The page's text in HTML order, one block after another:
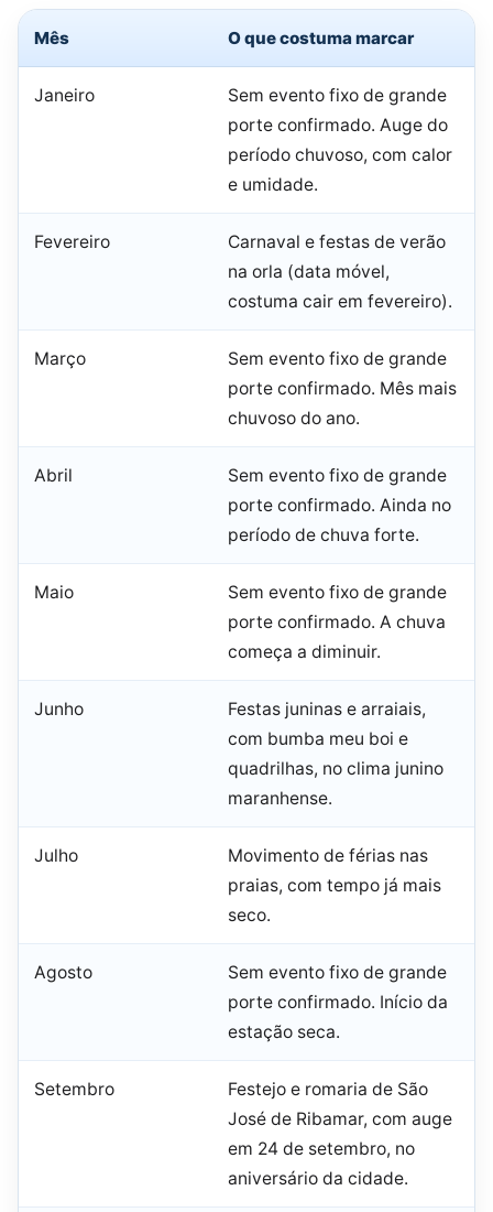
Mês O que costuma marcar
Janeiro
Sem evento fixo de grande
porte confirmado. Auge do
período chuvoso, com calor
e umidade.
Fevereiro
Carnaval e festas de verão
na orla (data móvel,
costuma cair em fevereiro).
Março
Sem evento fixo de grande
porte confirmado. Mês mais
chuvoso do ano.
Abril
Sem evento fixo de grande
porte confirmado. Ainda no
período de chuva forte.
Maio
Sem evento fixo de grande
porte confirmado. A chuva
começa a diminuir.
Junho
Festas juninas e arraiais,
com bumba meu boi e
quadrilhas, no clima junino
maranhense.
Julho
Movimento de férias nas
praias, com tempo já mais
seco.
Agosto
Sem evento fixo de grande
porte confirmado. Início da
estação seca.
Setembro
Festejo e romaria de São
José de Ribamar, com auge
em 24 de setembro, no
aniversário da cidade.